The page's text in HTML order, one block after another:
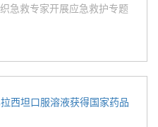
急救专家开展应急救护专题